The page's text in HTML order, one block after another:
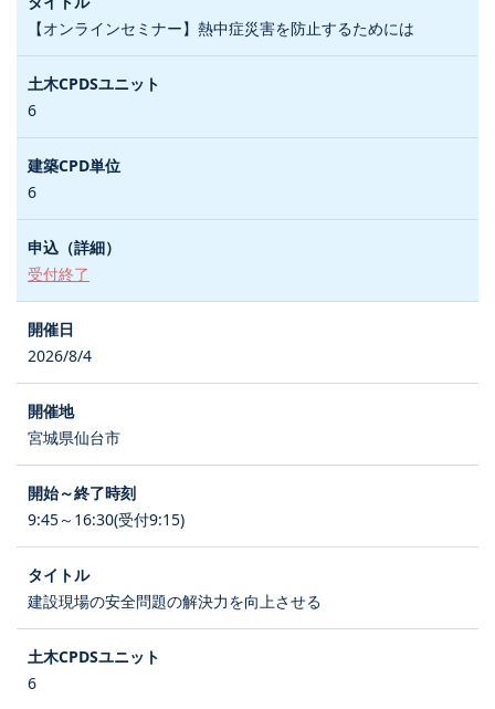
【オンラインセミナー】熱中症災害を防止するためには
6
6
受付終了
2026/8/4
宮城県仙台市
9:45～16:30(受付9:15)
建設現場の安全問題の解決力を向上させる
6